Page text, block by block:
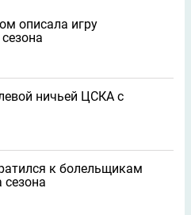
описала игру
ничьей ЦСКА с
к болельщикам
сезона